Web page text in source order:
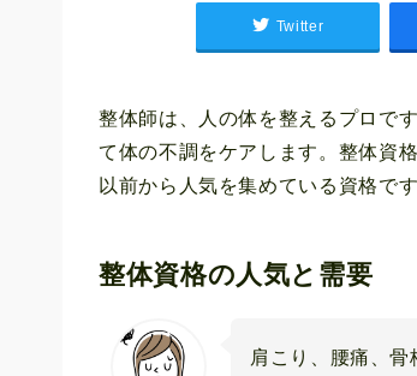
Twitter
整体師は、人の体を整えるプロで
て体の不調をケアします。整体資
以前から人気を集めている資格です
整体資格の人気と需要
肩こり、腰痛、